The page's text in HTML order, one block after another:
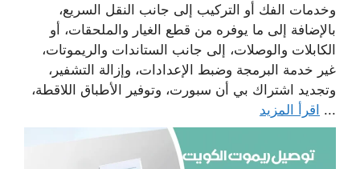
وخدمات الفك أو التركيب إلى جانب النقل السريع،
بالإضافة إلى ما يوفره من قطع الغيار والملحقات، أو
الكابلات والوصلات، إلى جانب الستاندات والريموتات،
غير خدمة البرمجة وضبط الإعدادات، وإزالة التشفير،
وتجديد اشتراك بي أن سبورت، وتوفير الأطباق اللاقطة،
... اقرأ المزيد